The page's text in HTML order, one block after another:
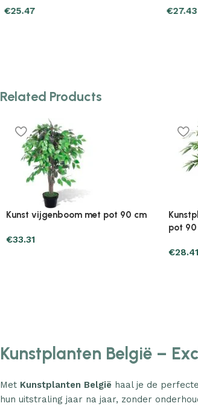
€27.43 €27.43
Related Products
Plantenonline 2-delige
lavendel 30 cm
€60.75
Kunstplanten België –
Met Kunstplanten België haal je de
hun uitstraling jaar na jaar, zonder